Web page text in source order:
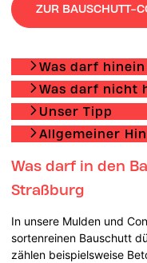
ZUR BAUSCHUTT-
Was darf hinein
Was darf nicht
Unser Tipp
Allgemeiner
Was darf in den
Straßburg
In unsere Mulden und
sortenreinen Bauschutt
zählen beispielsweise